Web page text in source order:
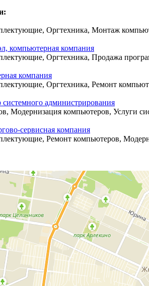
Оргтехника, Монтаж
компьютерная компания
Оргтехника, Продажа
компания
Оргтехника, Ремонт
администрирования
Модернизация компьютеров, Услуги
сервисная компания
Ремонт компьютеров,